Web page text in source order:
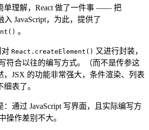
单理解，React 做了一件事 —— 把
JavaScript，为此，提供了
。
对 React.createElement() 又进行封装，
符合以往的编写方式。（而不是传参这
，JSX 的功能非常强大，条件渲染、列表
表了。
通过 JavaScript 写界面，且实际编写方
操作差别不大。